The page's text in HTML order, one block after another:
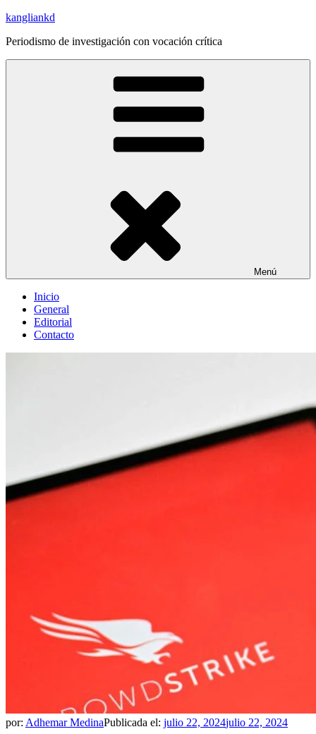
Saltar
contenido
kangliankd
Periodismo de investigación con vocación crítica
Menú
Inicio
General
Editorial
Contacto
por: Adhemar MedinaPublicada el: julio 22, 2024julio 22, 2024